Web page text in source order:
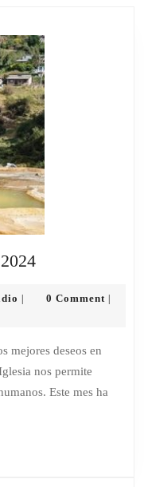
SAL
MARZO
Radaccion
| 0 Comment |
nos permite
Este mes ha